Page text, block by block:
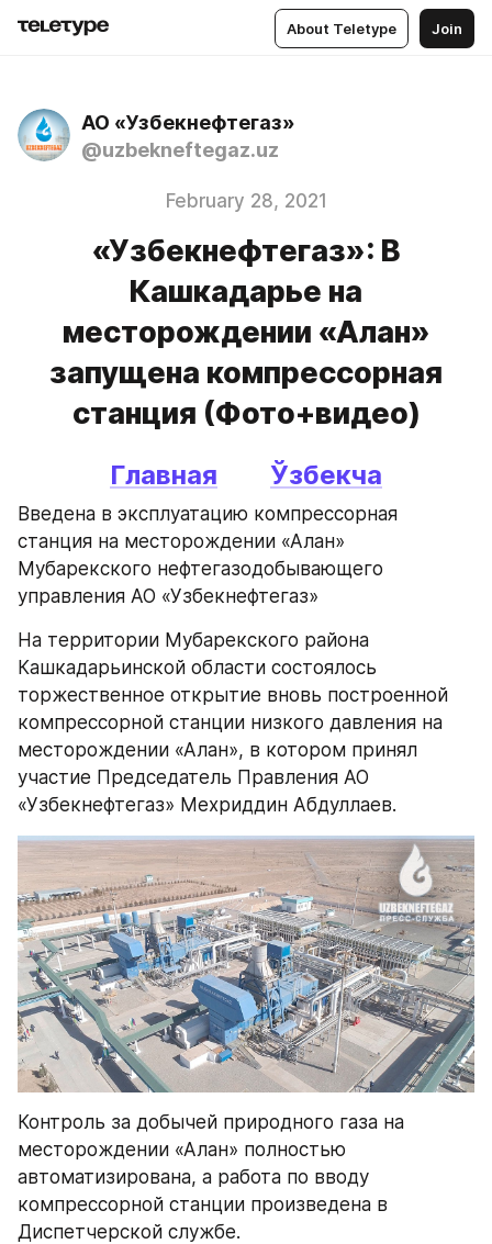
About Teletype Join
АО «Узбекнефтегаз»
@uzbekneftegaz.uz
February 28, 2021
«Узбекнефтегаз»: В
Кашкадарье на
месторождении «Алан»
запущена компрессорная
станция (Фото+видео)
Главная Ўзбекча
Введена в эксплуатацию компрессорная
станция на месторождении «Алан»
Мубарекского нефтегазодобывающего
управления АО «Узбекнефтегаз»
На территории Мубарекского района
Кашкадарьинской области состоялось
торжественное открытие вновь построенной
компрессорной станции низкого давления на
месторождении «Алан», в котором принял
участие Председатель Правления АО
«Узбекнефтегаз» Мехриддин Абдуллаев.
Контроль за добычей природного газа на
месторождении «Алан» полностью
автоматизирована, а работа по вводу
компрессорной станции произведена в
Диспетчерской службе.